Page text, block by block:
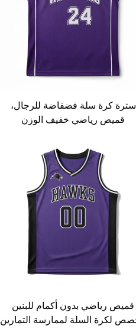
سترة كرة سلة فضفاضة للرجال،
قميص رياضي خفيف الوزن
قميص رياضي بدون أكمام للبنين
لكرة السلة لممارسة التمارين